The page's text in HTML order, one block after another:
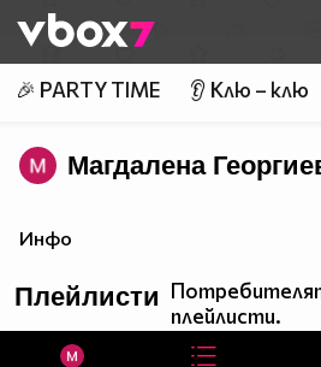
👾
🎉 PARTY TIME 👂 Клю – клю
Магдалена
Инфо
Плейлисти
плейлисти.